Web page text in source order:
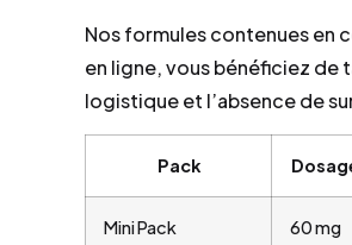
Nos formules contenues en
en ligne, vous bénéficiez de
logistique et l’absence de
Pack
Mini Pack 60 mg